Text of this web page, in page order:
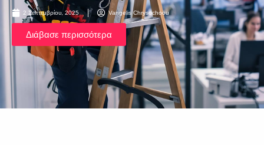
2 Σεπτεμβρίου, 2025 Vangelis Chrysochoou
Διάβασε περισσότερα